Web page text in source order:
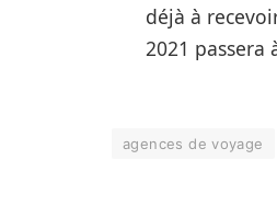
déjà à
2021 passera
agences de voyage